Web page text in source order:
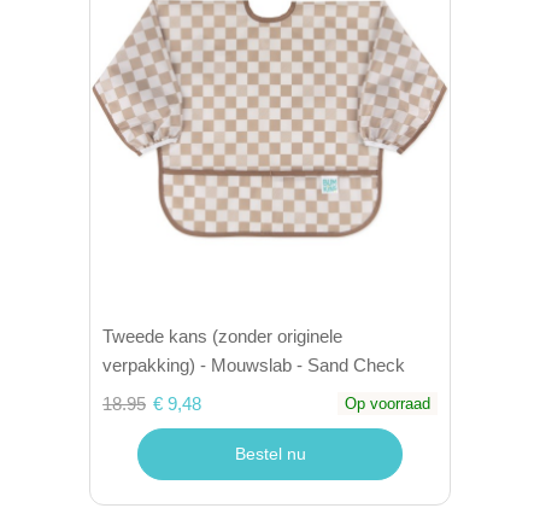
Tweede kans (zonder originele
verpakking) - Mouwslab - Sand Check
18.95 € 9,48 Op voorraad
Bestel nu